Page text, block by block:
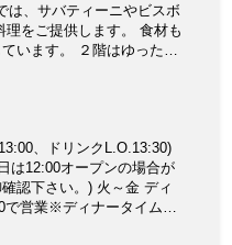
は、サバティーニやビスボ
をご提供します。 食材も
います。 ２階はゆったり
しています。 ご家族、ご
、ドリンクL.O.13:30)
は12:00オープンの場合が
で営業※ディナータイムは
ナウイ